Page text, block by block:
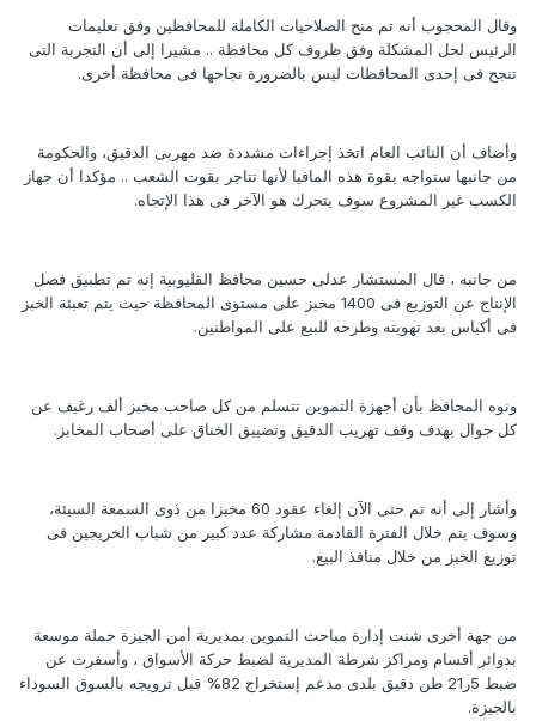
وقال المحجوب أنه تم منح الصلاحيات الكاملة للمحافظين وفق تعليمات
الرئيس لحل المشكلة وفق ظروف كل محافظة .. مشيرا إلى أن التجربة التى
تنجح فى إحدى المحافظات ليس بالضرورة نجاحها فى محافظة أخرى.
وأضاف أن النائب العام اتخذ إجراءات مشددة ضد مهربى الدقيق، والحكومة
من جانبها ستواجه بقوة هذه المافيا لأنها تتاجر بقوت الشعب .. مؤكدا أن جهاز
الكسب غير المشروع سوف يتحرك هو الآخر فى هذا الإتجاه.
من جانبه ، قال المستشار عدلى حسين محافظ القليوبية إنه تم تطبيق فصل
الإنتاج عن التوزيع فى 1400 مخبز على مستوى المحافظة حيث يتم تعبئة الخبز
فى أكياس بعد تهويته وطرحه للبيع على المواطنين.
ونوه المحافظ بأن أجهزة التموين تتسلم من كل صاحب مخبز ألف رغيف عن
كل جوال بهدف وقف تهريب الدقيق وتضييق الخناق على أصحاب المخابز.
وأشار إلى أنه تم حتى الآن إلغاء عقود 60 مخبزا من ذوى السمعة السيئة،
وسوف يتم خلال الفترة القادمة مشاركة عدد كبير من شباب الخريجين فى
توزيع الخبز من خلال منافذ البيع.
من جهة أخرى شنت إدارة مباحث التموين بمديرية أمن الجيزة حملة موسعة
بدوائر أقسام ومراكز شرطة المديرية لضبط حركة الأسواق ، وأسفرت عن
ضبط 5ر21 طن دقيق بلدى مدعم إستخراج 82% قبل ترويجه بالسوق السوداء
بالجيزة.